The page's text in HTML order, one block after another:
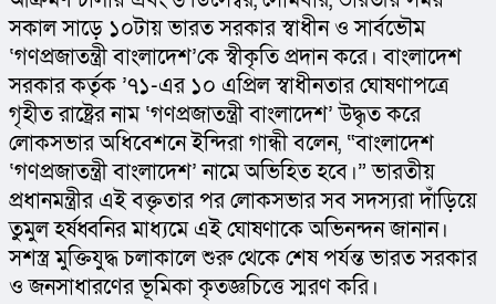
সকাল সাড়ে ১০টায় ভারত সরকার স্বাধীন ও সার্বভৌম
‘গণপ্রজাতন্ত্রী বাংলাদেশ’কে স্বীকৃতি প্রদান করে। বাংলাদেশ
সরকার কর্তৃক ’৭১-এর ১০ এপ্রিল স্বাধীনতার ঘোষণাপত্রে
গৃহীত রাষ্ট্রের নাম ‘গণপ্রজাতন্ত্রী বাংলাদেশ’ উদ্ধৃত করে
লোকসভার অধিবেশনে ইন্দিরা গান্ধী বলেন, “বাংলাদেশ
‘গণপ্রজাতন্ত্রী বাংলাদেশ’ নামে অভিহিত হবে।” ভারতীয়
প্রধানমন্ত্রীর এই বক্তৃতার পর লোকসভার সব সদস্যরা দাঁড়িয়ে
তুমুল হর্ষধ্বনির মাধ্যমে এই ঘোষণাকে অভিনন্দন জানান।
সশস্ত্র মুক্তিযুদ্ধ চলাকালে শুরু থেকে শেষ পর্যন্ত ভারত সরকার
ও জনসাধারণের ভূমিকা কৃতজ্ঞচিত্তে স্মরণ করি।